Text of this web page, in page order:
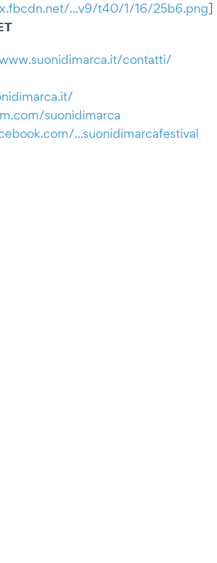
...v9/t40/1/16/25b6.png]
contatti/
suonidimarca
...suonidimarcafestival